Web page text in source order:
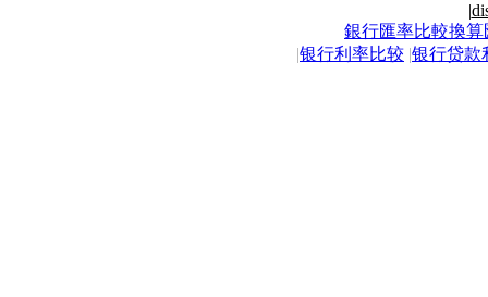
|
銀行匯率比較換算
|银行利率比较 |银行贷款